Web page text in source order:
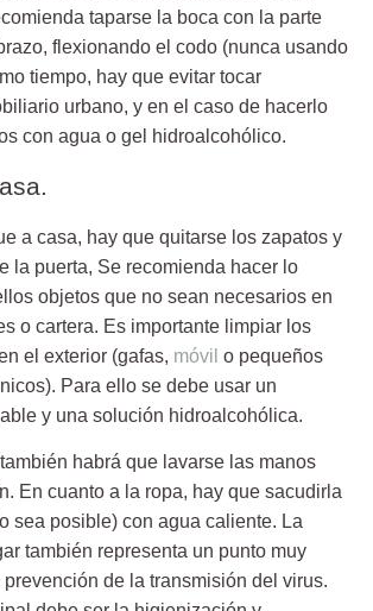
taparse la boca con la parte
flexionando el codo (nunca usando
tiempo, hay que evitar tocar
urbano, y en el caso de hacerlo
con agua o gel hidroalcohólico.
a casa, hay que quitarse los zapatos y
la puerta, Se recomienda hacer lo
objetos que no sean necesarios en
o cartera. Es importante limpiar los
el exterior (gafas, móvil o pequeños
Para ello se debe usar un
y una solución hidroalcohólica.
habrá que lavarse las manos
En cuanto a la ropa, hay que sacudirla
sea posible) con agua caliente. La
también representa un punto muy
de la transmisión del virus.